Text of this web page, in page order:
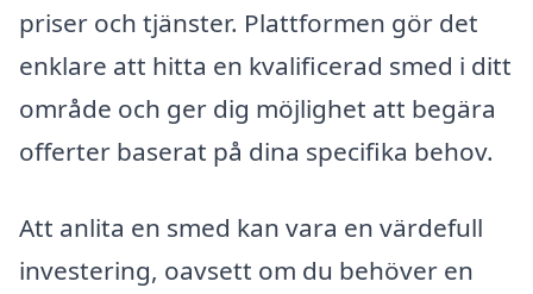
priser och tjänster. Plattformen gör det
enklare att hitta en kvalificerad smed i ditt
område och ger dig möjlighet att begära
offerter baserat på dina specifika behov.
Att anlita en smed kan vara en värdefull
investering, oavsett om du behöver en